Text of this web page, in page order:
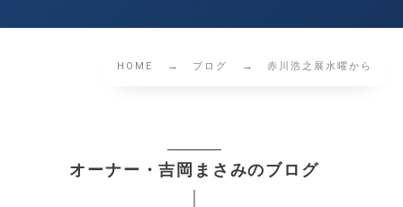
HOME ブログ 赤川浩之展水曜から
オーナー・吉岡まさみのブログ